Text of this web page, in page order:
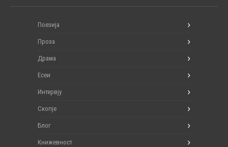
Поезија
Проза
Драма
Есеи
Интервју
Скопје
Блог
Книжевност